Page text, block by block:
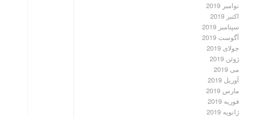
نوامبر 2019
اکتبر 2019
سپتامبر 2019
آگوست 2019
جولای 2019
ژوئن 2019
می 2019
آوریل 2019
مارس 2019
فوریه 2019
ژانویه 2019